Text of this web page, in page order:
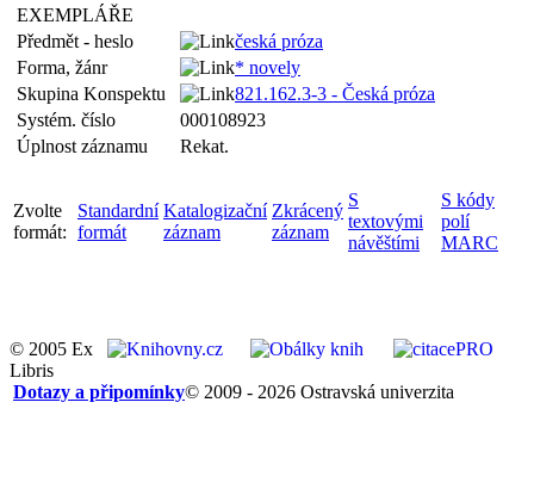
EXEMPLÁŘE
Předmět - heslo
česká próza
Forma, žánr
* novely
Skupina Konspektu
821.162.3-3 - Česká próza
Systém. číslo
000108923
Úplnost záznamu
Rekat.
Zvolte
formát:
Standardní
formát
Katalogizační
záznam
Zkrácený
záznam
S
textovými
návěštími
S kódy
polí
MARC
© 2005 Ex
Libris
© 2009 - 2026 Ostravská univerzita
Dotazy a připomínky